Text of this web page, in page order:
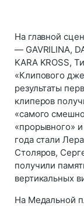
На главной
— GAVRILINA,
KARA KROSS,
«Клипового
результаты
клиперов
«самого
«прорывного»
года стали
Столяров,
получили
вертикальных
На Медальной